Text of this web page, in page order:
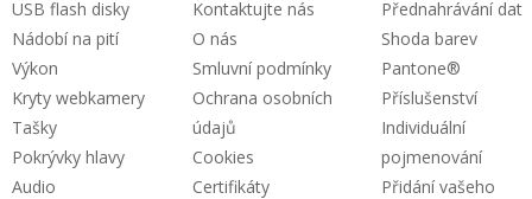
USB flash disky
Nádobí na pití
Výkon
Kryty webkamery
Tašky
Pokrývky hlavy
Audio
Kontaktujte nás
O nás
Smluvní podmínky
Ochrana osobních
údajů
Cookies
Certifikáty
Přednahrávání dat
Shoda barev
Pantone®
Příslušenství
Individuální
pojmenování
Přidání vašeho